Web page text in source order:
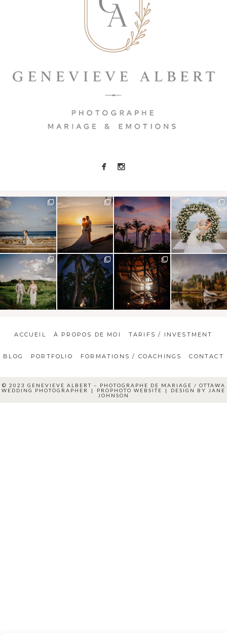
ACCUEIL À PROPOS DE MOI TARIFS / INVESTMENT
BLOG PORTFOLIO FORMATIONS / COACHINGS CONTACT
© 2023 GENEVIEVE ALBERT – PHOTOGRAPHE DE MARIAGE / OTTAWA
WEDDING PHOTOGRAPHER
| PROPHOTO WEBSITE | DESIGN BY
JANE
JOHNSON